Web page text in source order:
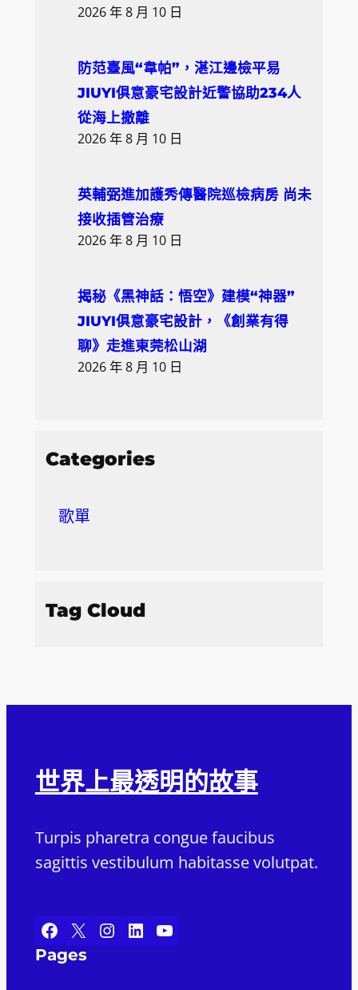
2026 年 8 月 10 日
防范臺風“韋帕”，湛江邊檢平易
JIUYI俱意豪宅設計近警協助234人
從海上撤離
2026 年 8 月 10 日
英輔弼進加護秀傳醫院巡檢病房 尚未
接收插管治療
2026 年 8 月 10 日
揭秘《黑神話：悟空》建模“神器”
JIUYI俱意豪宅設計，《創業有得
聊》走進東莞松山湖
2026 年 8 月 10 日
Categories
歌單
Tag Cloud
世界上最透明的故事
Turpis pharetra congue faucibus
sagittis vestibulum habitasse volutpat.
Facebook X Instagram LinkedIn YouTube
Pages